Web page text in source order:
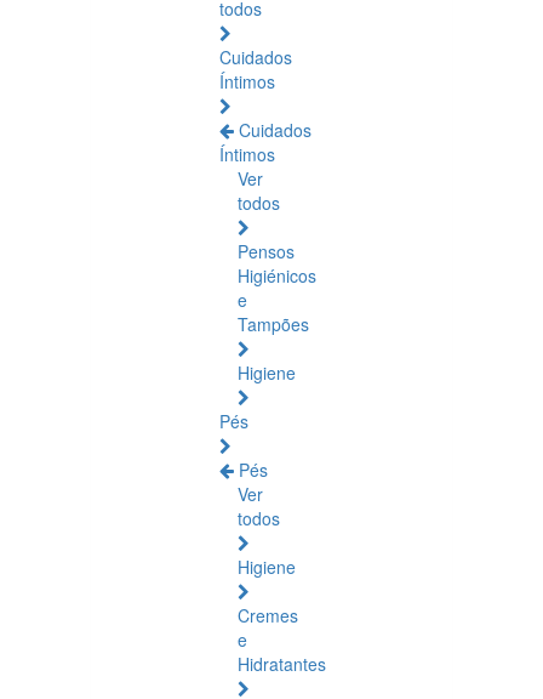
todos
Cuidados
Íntimos
Cuidados
Íntimos
Ver
todos
Pensos
Higiénicos
e
Tampões
Higiene
Pés
Pés
Ver
todos
Higiene
Cremes
e
Hidratantes